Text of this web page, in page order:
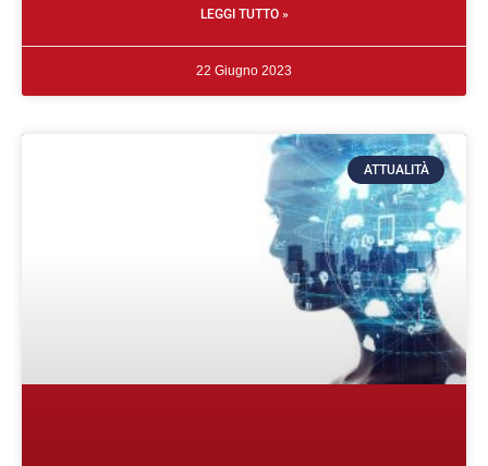
LEGGI TUTTO »
22 Giugno 2023
ATTUALITÀ